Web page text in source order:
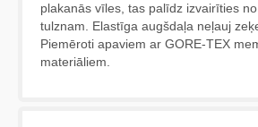
plakanās vīles, tas palīdz izvairīties
tulznam. Elastīga augšdaļa neļauj
Piemēroti apaviem ar GORE-TEX
materiāliem.